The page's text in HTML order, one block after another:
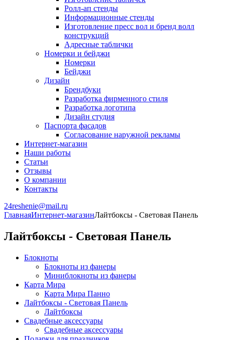
Ролл-ап стенды
Информационные стенды
Изготовление пресс вол и бренд волл
конструкций
Адресные таблички
Номерки и бейджи
Номерки
Бейджи
Дизайн
Брендбуки
Разработка фирменного стиля
Разработка логотипа
Дизайн студия
Паспорта фасадов
Согласование наружной рекламы
Интернет-магазин
Наши работы
Статьи
Отзывы
О компании
Контакты
24reshenie@mail.ru
ГлавнаяИнтернет-магазинЛайтбоксы - Световая Панель
Лайтбоксы - Световая Панель
Блокноты
Блокноты из фанеры
Миниблокноты из фанеры
Карта Мира
Карта Мира Панно
Лайтбоксы - Световая Панель
Лайтбоксы
Свадебные аксессуары
Свадебные аксессуары